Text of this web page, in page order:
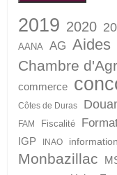
2019 2020
AANA AG Aides
Chambre
commerce
Côtes de Duras
FAM Fiscalité
IGP INAO information
Monbazillac